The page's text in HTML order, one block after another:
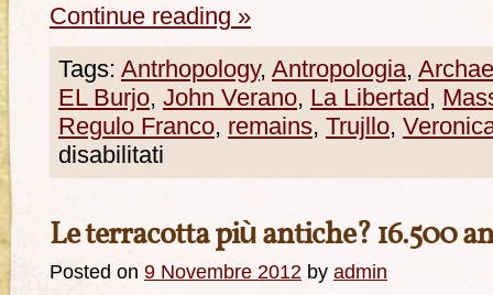
Continue reading »
Tags: Antrhopology, Antropologia,
EL Burjo, John Verano, La Libertad ,
Regulo Franco, remains, Trujllo,
disabilitati
Le terracotta più antiche? 16.500
Posted on 9 Novembre 2012 by admin